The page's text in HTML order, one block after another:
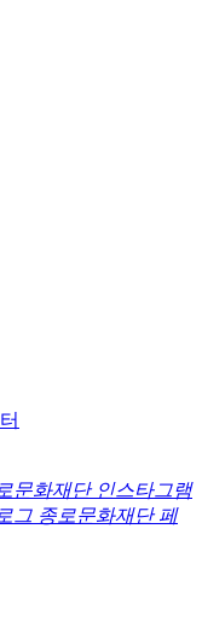
문화재단 인스타그램
그 종로문화재단 페